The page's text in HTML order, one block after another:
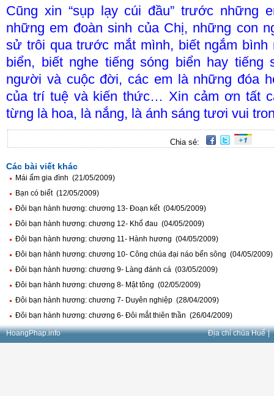
Cũng xin “sụp lạy cúi đầu” trước những
những em đoàn sinh của Chị, những con
sử trôi qua trước mắt mình, biết ngắm bình
biển, biết nghe tiếng sóng biển hay
người và cuộc đời, các em là những đóa
của trí tuệ và kiến thức… Xin cảm ơn tất
từng là hoa, là nắng, là ánh sáng tươi vui
Chia sẻ:
Các bài viết khác
Mái ấm gia đình (21/05/2009)
Bạn có biết (12/05/2009)
Đôi bạn hành hương: chương 13- Đoạn kết (04/05/2009)
Đôi bạn hành hương: chương 12- Khổ đau (04/05/2009)
Đôi bạn hành hương: chương 11- Hành hương (04/05/2009)
Đôi bạn hành hương: chương 10- Công chúa đại náo bến sông (04/05/2009)
Đôi bạn hành hương: chương 9- Làng đánh cá (03/05/2009)
Đôi bạn hành hương: chương 8- Mật tông (02/05/2009)
Đôi bạn hành hương: chương 7- Duyên nghiệp (28/04/2009)
Đôi bạn hành hương: chương 6- Đôi mắt thiên thần (26/04/2009)
HoangPhap.info Địa chỉ chùa Huế |